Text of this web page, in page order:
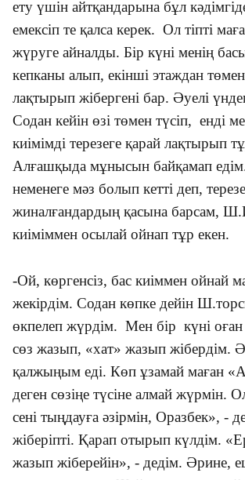
ету үшін айтқандарына бұл
емексіп те қалса керек. Ол тіпті
жүруге айналды. Бір күні менің
кепканы алып, екінші этаждан
лақтырып жібергені бар. Әуелі
Содан кейін өзі төмен түсіп, енді
киімімді терезеге қарай лақтырып
Алғашқыда мұнысын байқамап
неменеге мәз болып кетті деп,
жиналғандардың қасына барсам,
киіміммен осылай ойнап тұр екен.
-Ой, көргенсіз, бас киіммен ойнай
жекірдім. Содан көпке дейін
өкпелеп жүрдім. Мен бір күні
сөз жазып, «хат» жазып жібердім.
қалжыңым еді. Көп ұзамай маған
деген сөзіңе түсіне алмай жүрмін.
сені тыңдауға әзірмін, Оразбек», -
жіберіпті. Қарап отырып күлдім.
жазып жіберейін», - дедім. Әрине,